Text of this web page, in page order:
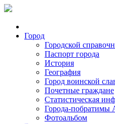
Город
Городской
Паспорт города
История
География
Город воинской
Почетные граждане
Статистическая
Города-побратимы
Фотоальбом